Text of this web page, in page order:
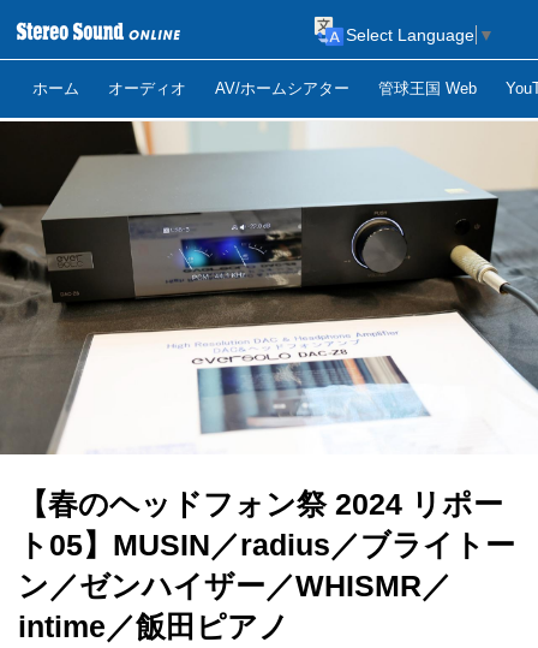
ホーム オーディオ AV/ホームシアター 管球王国 Web
Select Language ▼
【春のヘッドフォン祭 2024 リポー
ト05】MUSIN／radius／ブライトー
ン／ゼンハイザー／WHISMR／
intime／飯田ピアノ